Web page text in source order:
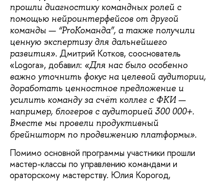
прошли диагностику командных ролей с
помощью нейроинтерфейсов от другой
команды — “ProКоманда”, а также получили
ценную экспертизу для дальнейшего
развития». Дмитрий Котков, сооснователь
«Logora», добавил: «Для нас было особенно
важно уточнить фокус на целевой аудитории,
доработать ценностное предложение и
усилить команду за счёт коллег с ФКИ —
например, блогеров с аудиторией 300 000+.
Вместе мы провели продуктивный
брейншторм по продвижению платформы».
Помимо основной программы участники прошли
мастер-классы по управлению командами и
ораторскому мастерству. Юлия Корогод,